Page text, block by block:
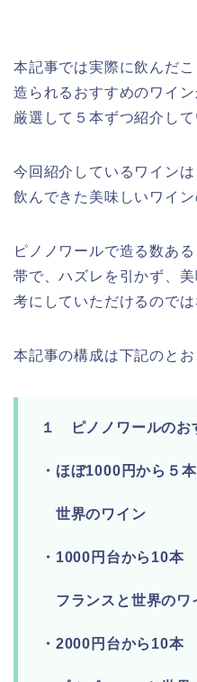
本記事では実際に飲んだ
造られるおすすめのワイ
厳選して５本ずつ紹介して
今回紹介しているワイン
飲んできた美味しいワイ
ピノノワールで造る数あ
帯で、ハズレを引かず、
考にしていただけるのでは
本記事の構成は下記のとお
１ ピノノワールの
・ほぼ1000円から５
世界のワイン
・1000円台から10本
フランスと世界の
・2000円台から10本